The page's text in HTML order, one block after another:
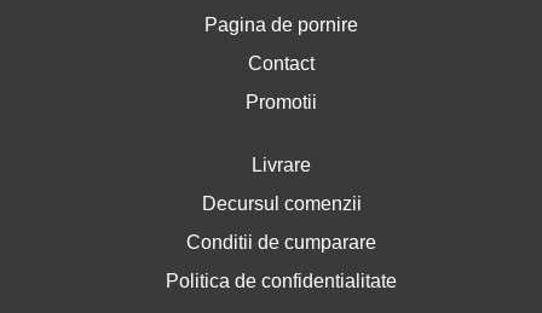
Pagina de pornire
Contact
Promotii
Livrare
Decursul comenzii
Conditii de cumparare
Politica de confidentialitate